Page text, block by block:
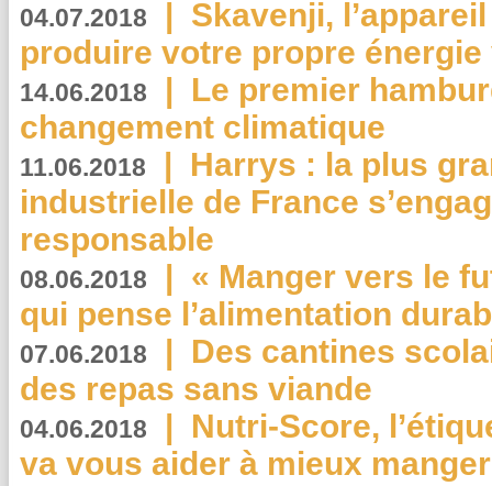
04.07.2018 | Skavenji,
produire votre propre
14.06.2018 | Le premier
changement climatique
11.06.2018 | Harrys : la plus
industrielle de France
responsable
08.06.2018 | « Manger vers le
qui pense l’alimentation
07.06.2018 | Des cantines
des repas sans viande
04.06.2018 | Nutri-Score,
va vous aider à mieux